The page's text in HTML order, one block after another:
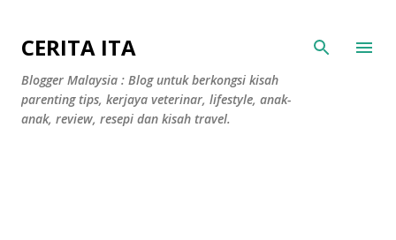
CERITA ITA
Blogger Malaysia : Blog untuk berkongsi kisah
parenting tips, kerjaya veterinar, lifestyle, anak-
anak, review, resepi dan kisah travel.